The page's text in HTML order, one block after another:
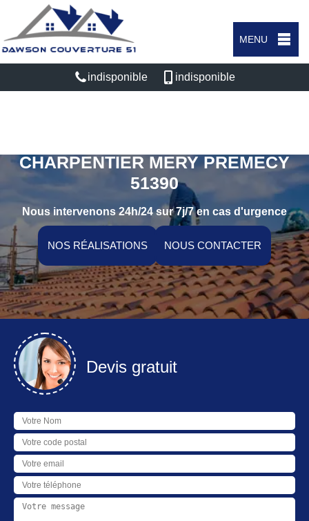
MENU
indisponible indisponible
CHARPENTIER MERY PREMECY
51390
Nous intervenons 24h/24 sur 7j/7 en cas d'urgence
NOS RÉALISATIONS NOUS CONTACTER
Devis gratuit